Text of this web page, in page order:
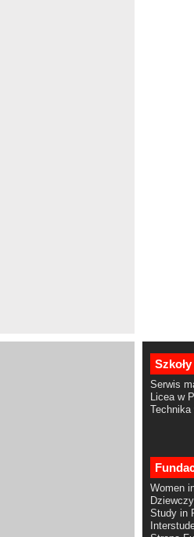
Serwis
Licea w
Women
Study in